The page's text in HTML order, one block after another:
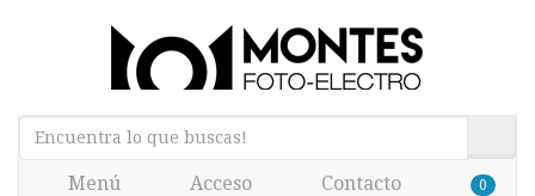
Menú Acceso Contacto 0